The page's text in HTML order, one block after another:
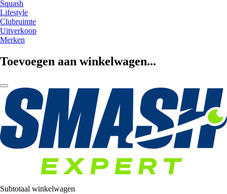
Squash
Lifestyle
Clubruimte
Uitverkoop
Merken
Toevoegen aan winkelwagen...
Subtotaal winkelwagen